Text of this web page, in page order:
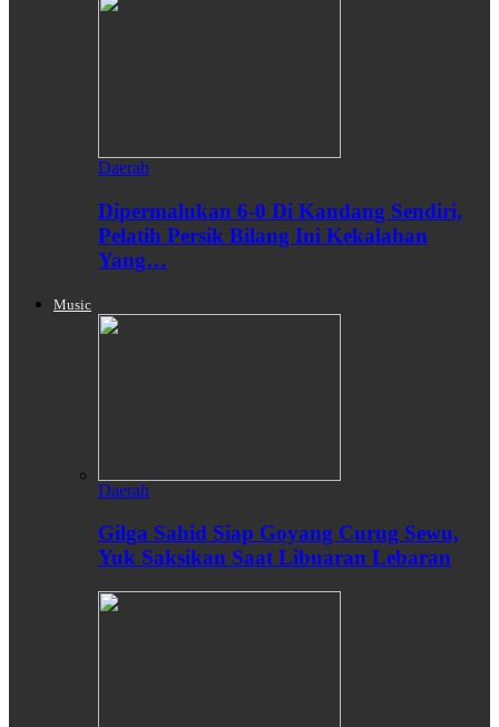
Daerah
Dipermalukan 6-0 Di Kandang Sendiri,
Pelatih Persik Bilang Ini Kekalahan
Yang…
Music
Daerah
Gilga Sahid Siap Goyang Curug Sewu,
Yuk Saksikan Saat Libuaran Lebaran